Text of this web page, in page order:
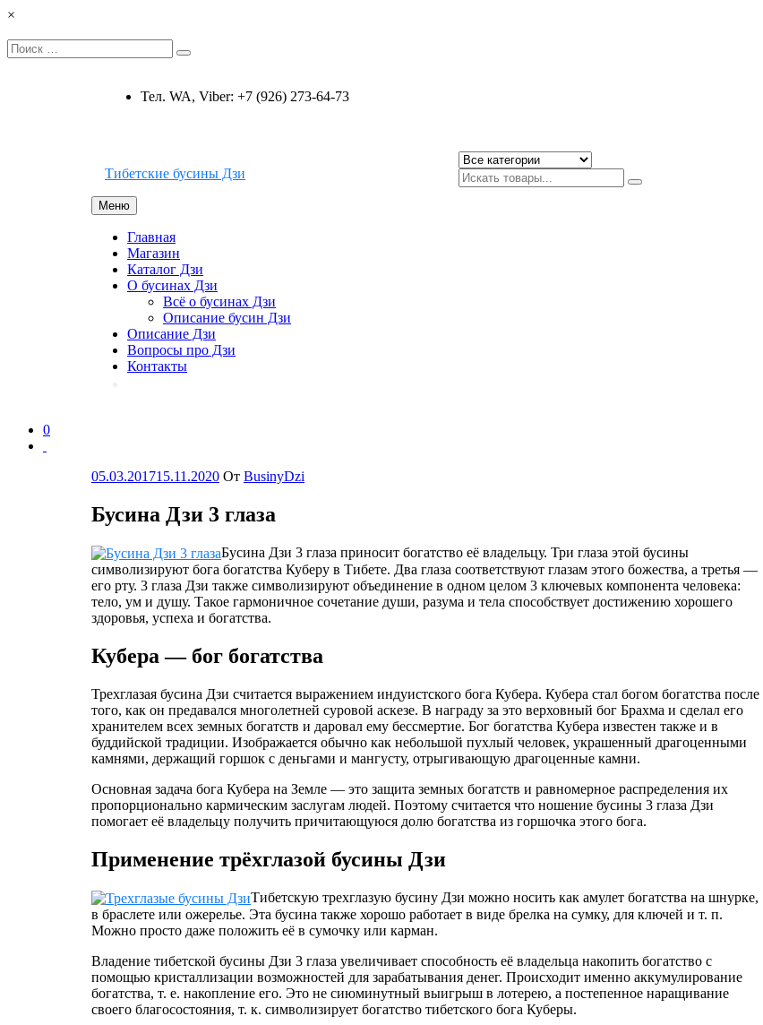
Перейти
содержимому
×
Искать:
Поиск
Тел. WA, Viber: +7 (926) 273-64-73
Тибетские бусины Дзи Искать
Меню
Главная
Магазин
Каталог Дзи
О бусинах Дзи
Всё о бусинах Дзи
Описание бусин Дзи
Описание Дзи
Вопросы про Дзи
Контакты
0
Опубликовано
05.03.201715.11.2020 От BusinyDzi
Бусина Дзи 3 глаза
Бусина Дзи 3 глаза приносит богатство её владельцу. Три глаза этой бусины
символизируют бога богатства Куберу в Тибете. Два глаза соответствуют глазам этого божества, а третья —
его рту. 3 глаза Дзи также символизируют объединение в одном целом 3 ключевых компонента человека:
тело, ум и душу. Такое гармоничное сочетание души, разума и тела способствует достижению хорошего
здоровья, успеха и богатства.
Кубера — бог богатства
Трехглазая бусина Дзи считается выражением индуистского бога Кубера. Кубера стал богом богатства после
того, как он предавался многолетней суровой аскезе. В награду за это верховный бог Брахма и сделал его
хранителем всех земных богатств и даровал ему бессмертие. Бог богатства Кубера известен также и в
буддийской традиции. Изображается обычно как небольшой пухлый человек, украшенный драгоценными
камнями, держащий горшок с деньгами и мангусту, отрыгивающую драгоценные камни.
Основная задача бога Кубера на Земле — это защита земных богатств и равномерное распределения их
пропорционально кармическим заслугам людей. Поэтому считается что ношение бусины 3 глаза Дзи
помогает её владельцу получить причитающуюся долю богатства из горшочка этого бога.
Применение трёхглазой бусины Дзи
Тибетскую трехглазую бусину Дзи можно носить как амулет богатства на шнурке,
в браслете или ожерелье. Эта бусина также хорошо работает в виде брелка на сумку, для ключей и т. п.
Можно просто даже положить её в сумочку или карман.
Владение тибетской бусины Дзи 3 глаза увеличивает способность её владельца накопить богатство с
помощью кристаллизации возможностей для зарабатывания денег. Происходит именно аккумулирование
богатства, т. е. накопление его. Это не сиюминутный выигрыш в лотерею, а постепенное наращивание
своего благосостояния, т. к. символизирует богатство тибетского бога Куберы.